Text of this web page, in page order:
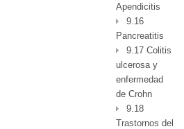
Apendicitis
9.16
Pancreatitis
9.17 Colitis
ulcerosa y
enfermedad
de Crohn
9.18
Trastornos del